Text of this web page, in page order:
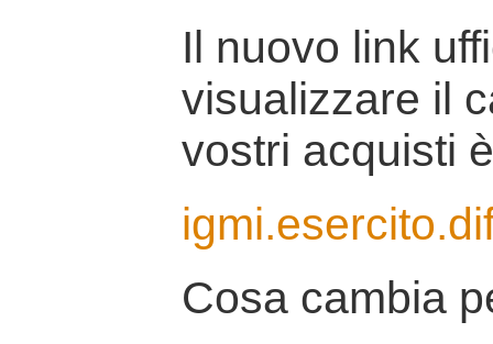
Il nuovo link
visualizzare il
vostri acquisti
Cosa cambia